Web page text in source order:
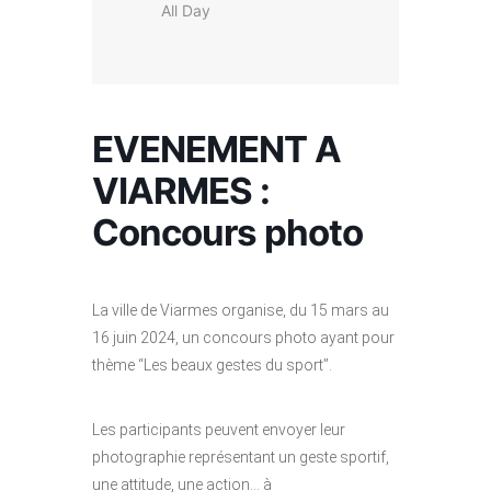
All Day
EVENEMENT A
VIARMES :
Concours photo
La ville de Viarmes organise, du 15 mars au
16 juin 2024, un concours photo ayant pour
thème “Les beaux gestes du sport”.
Les participants peuvent envoyer leur
photographie représentant un geste sportif,
une attitude, une action… à